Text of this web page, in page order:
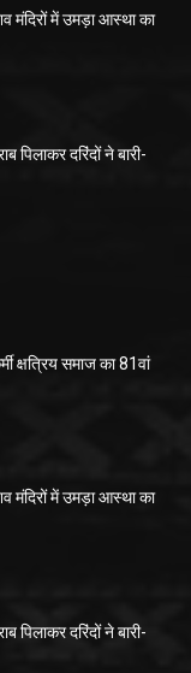
मंदिरों में उमड़ा आस्था का
पिलाकर दरिंदों ने बारी-
क्षत्रिय समाज का 81वां
मंदिरों में उमड़ा आस्था का
पिलाकर दरिंदों ने बारी-